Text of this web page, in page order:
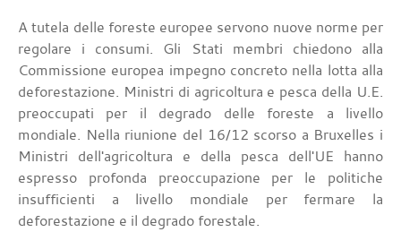
A tutela delle foreste europee servono nuove norme per
regolare i consumi. Gli Stati membri chiedono alla
Commissione europea impegno concreto nella lotta alla
deforestazione. Ministri di agricoltura e pesca della U.E.
preoccupati per il degrado delle foreste a livello
mondiale. Nella riunione del 16/12 scorso a Bruxelles i
Ministri dell'agricoltura e della pesca dell'UE hanno
espresso profonda preoccupazione per le politiche
insufficienti a livello mondiale per fermare la
deforestazione e il degrado forestale.